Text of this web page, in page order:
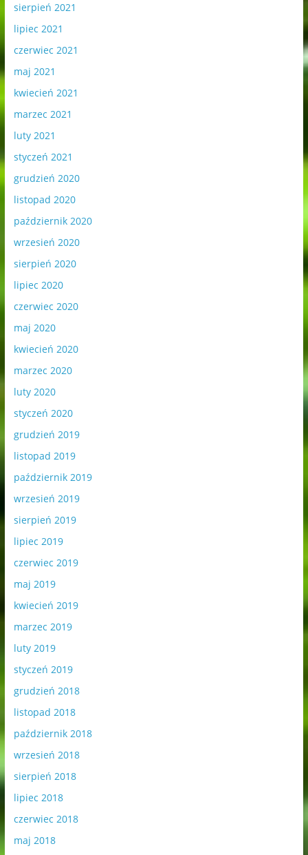
sierpień 2021
lipiec 2021
czerwiec 2021
maj 2021
kwiecień 2021
marzec 2021
luty 2021
styczeń 2021
grudzień 2020
listopad 2020
październik 2020
wrzesień 2020
sierpień 2020
lipiec 2020
czerwiec 2020
maj 2020
kwiecień 2020
marzec 2020
luty 2020
styczeń 2020
grudzień 2019
listopad 2019
październik 2019
wrzesień 2019
sierpień 2019
lipiec 2019
czerwiec 2019
maj 2019
kwiecień 2019
marzec 2019
luty 2019
styczeń 2019
grudzień 2018
listopad 2018
październik 2018
wrzesień 2018
sierpień 2018
lipiec 2018
czerwiec 2018
maj 2018